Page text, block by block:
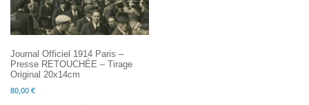
Journal Officiel 1914 Paris –
Presse RETOUCHÉE – Tirage
Original 20x14cm
80,00 €